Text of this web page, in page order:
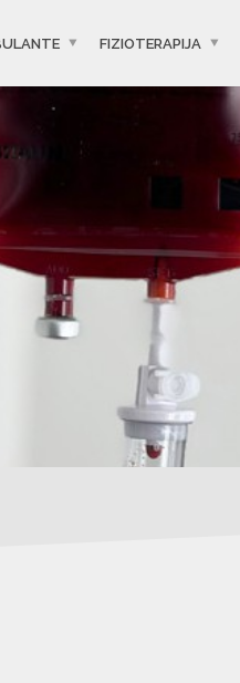
FIZIOTERAPIJA